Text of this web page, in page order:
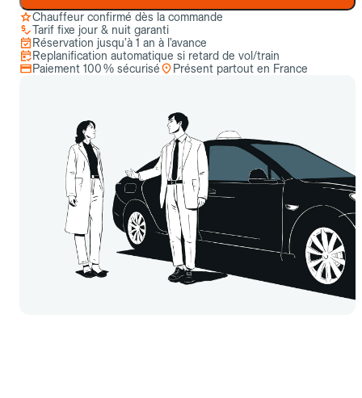
Chauffeur confirmé dès la commande
Tarif fixe jour & nuit garanti
Réservation jusqu’à 1 an à l’avance
Replanification automatique si retard de vol/train
Paiement 100 % sécurisé
Présent partout en France